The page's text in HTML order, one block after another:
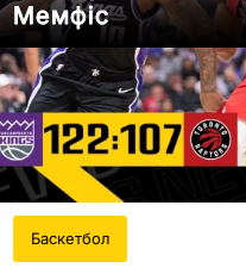
Мемфіс
Баскетбол